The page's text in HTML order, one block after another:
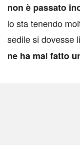
non è passato
lo sta tenendo
sedile si dovesse
ne ha mai fatto